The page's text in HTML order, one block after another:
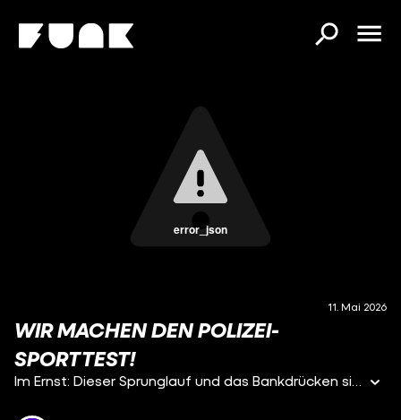
error_json
11. Mai 2026
WIR MACHEN DEN POLIZEI-
SPORTTEST!
Im Ernst: Dieser Sprunglauf und das Bankdrücken sind ja machbar – aber den Achterlauf haben wir massiv unterschätzt! Den Sporttest kannst du btw auch machen, wenn du eigentlich gar nicht zur Polizei willst, sondern nur deine Fitness testen möchtest. Dafür gibt es z.B. in Fulda eigene Übungstermine. Und falls du über einen Job bei der Polizei nachdenkst, hier noch zwei wichtige Infos: 1. Je nachdem, wo du dich bewerben willst, kann der Sporttest anders aussehen. Der aus dem Video gilt nur für Hessen. Grund dafür: Jedes Bundesland hat seine eigene Polizei und dazu gibt es noch die Bundespolizei für ganz Deutschland. In NRW zum Beispiel gibt es gar keinen Sporttest, du musst bei deiner Bewerbung aber ein Schwimm- und Sportabzeichen nachweisen. 2. Der Sporttest ist natürlich nicht alles. Beim Auswahlverfahren in Hessen gibt daneben auch noch einen Computertest, eine Gruppenaufgabe, ein Einzelinterview und eine ärztliche Begutachtung.